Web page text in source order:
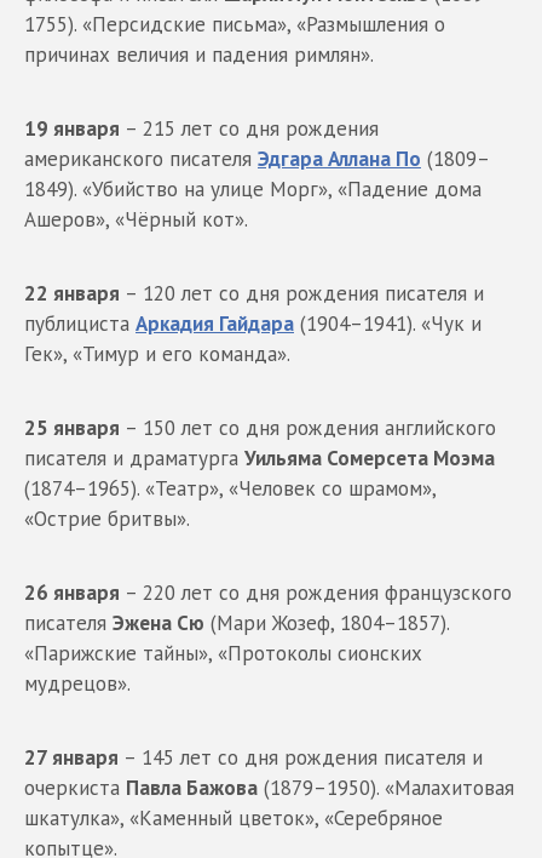
1755). «Персидские письма», «Размышления о
причинах величия и падения римлян».
19 января – 215 лет со дня рождения
американского писателя Эдгара Аллана По (1809–
1849). «Убийство на улице Морг», «Падение дома
Ашеров», «Чёрный кот».
22 января – 120 лет со дня рождения писателя и
публициста Аркадия Гайдара (1904–1941). «Чук и
Гек», «Тимур и его команда».
25 января – 150 лет со дня рождения английского
писателя и драматурга Уильяма Сомерсета Моэма
(1874–1965). «Театр», «Человек со шрамом»,
«Острие бритвы».
26 января – 220 лет со дня рождения французского
писателя Эжена Сю (Мари Жозеф, 1804–1857).
«Парижские тайны», «Протоколы сионских
мудрецов».
27 января – 145 лет со дня рождения писателя и
очеркиста Павла Бажова (1879–1950). «Малахитовая
шкатулка», «Каменный цветок», «Серебряное
копытце».